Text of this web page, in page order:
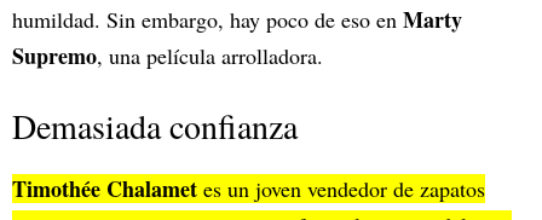
humildad. Sin embargo, hay poco de eso en Marty
Supremo, una película arrolladora.
Demasiada confianza
Timothée Chalamet es un joven vendedor de zapatos